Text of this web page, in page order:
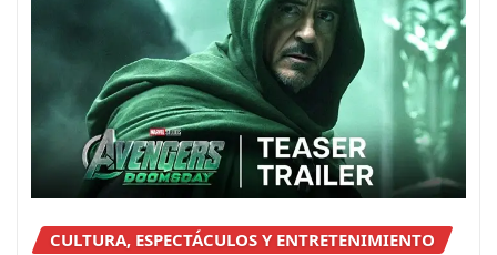
CULTURA, ESPECTÁCULOS Y ENTRETENIMIENTO